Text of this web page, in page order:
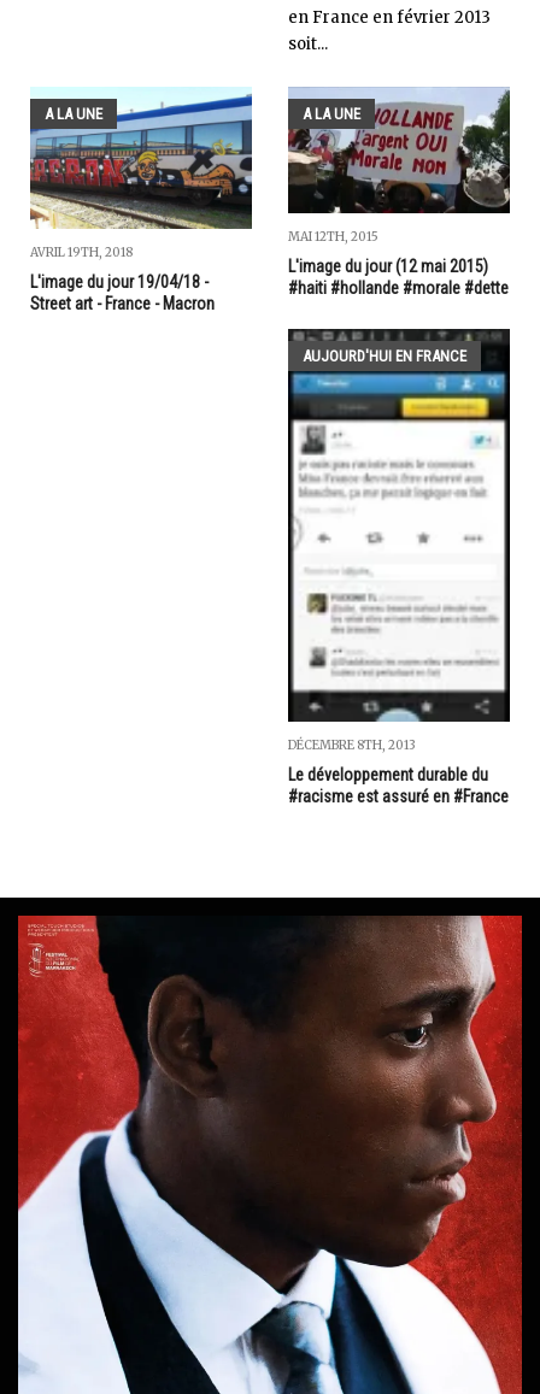
en France en février 2013
soit...
A LA UNE
AVRIL 19TH, 2018
L'image du jour 19/04/18 -
Street art - France - Macron
A LA UNE
MAI 12TH, 2015
L'image du jour (12 mai 2015)
#haiti #hollande #morale #dette
AUJOURD'HUI EN FRANCE
DÉCEMBRE 8TH, 2013
Le développement durable du
#racisme est assuré en #France